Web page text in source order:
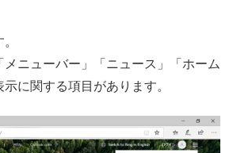
メニューバー」「ニュース」「ホーム
に関する項目があります。